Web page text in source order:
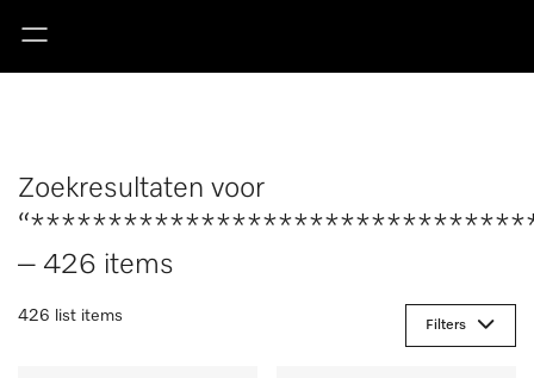
Zoekresultaten voor
– 426 items
426 list items
Filters